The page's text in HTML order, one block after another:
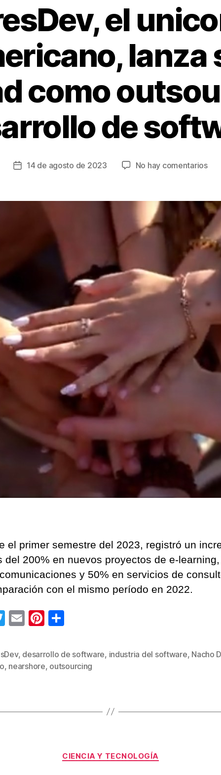
el
lanza
como
de
Fecha
entrada
14 de agosto de 2023 No hay comentariosen
su
el primer semestre del 2023, registró un
del 200% en nuevos proyectos de e-
y 50% en servicios de
con el mismo período en 2022.
T
tt
er
E
ail
Pi
er
e
m
p
, desarrollo de software, industria del software, Nacho
, nearshore, outsourcing
Categorías
CIENCIA Y TECNOLOGÍA